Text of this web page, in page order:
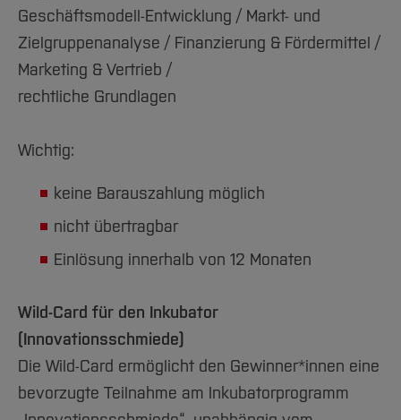
Geschäftsmodell-Entwicklung / Markt- und
Zielgruppenanalyse / Finanzierung & Fördermittel /
Marketing & Vertrieb /
rechtliche Grundlagen
Wichtig:
keine Barauszahlung möglich
nicht übertragbar
Einlösung innerhalb von 12 Monaten
Wild-Card für den Inkubator
(Innovationsschmiede)
Die Wild-Card ermöglicht den Gewinner*innen eine
bevorzugte Teilnahme am Inkubatorprogramm